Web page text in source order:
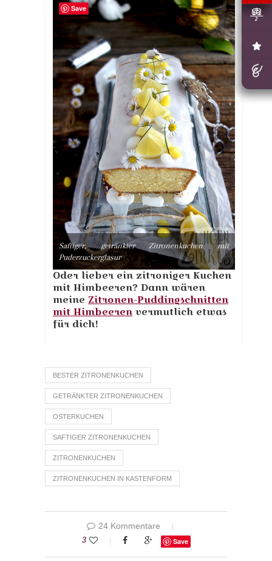
Saftiger, getränkter Zitronenkuchen mit
Puderzuckerglasur
Oder lieber ein zitroniger Kuchen
mit Himbeeren? Dann wären
meine Zitronen-Puddingschnitten
mit Himbeerenvermutlich etwas
für dich!
BESTER ZITRONENKUCHEN
GETRÄNKTER ZITRONENKUCHEN
OSTERKUCHEN
SAFTIGER ZITRONENKUCHEN
ZITRONENKUCHEN
ZITRONENKUCHEN IN KASTENFORM
24 Kommentare
3 Save
Save